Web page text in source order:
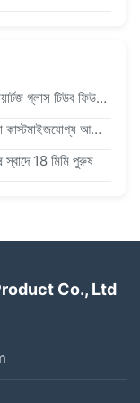
প্রতিরোধের উচ্চ তাপমাত্রা কাস্টমাইজযোগ্য আকার কোয়ার্টজ গ্লাস টিউব ফিউজড সিলিকা স্বচ্ছ কোয়ার্টজ টিউব
উচ্চ বিশুদ্ধতা কোয়ার্টজ টিউব প্রতিরোধের উচ্চ তাপমাত্রা কাস্টমাইজযোগ্য আকার কোয়ার্টজ গ্লাস টিউব স্বচ্ছ কোয়ার্টজ টিউব
স্বাদে 18 মিমি পুরুষ
Co., Ltd